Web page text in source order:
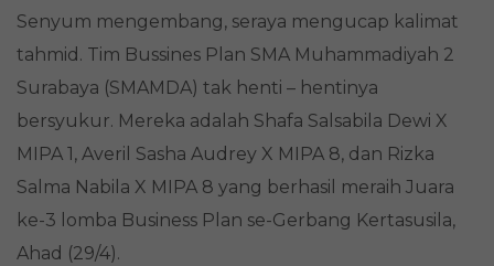
Senyum mengembang, seraya mengucap kalimat
tahmid. Tim Bussines Plan SMA Muhammadiyah 2
Surabaya (SMAMDA) tak henti – hentinya
bersyukur. Mereka adalah Shafa Salsabila Dewi X
MIPA 1, Averil Sasha Audrey X MIPA 8, dan Rizka
Salma Nabila X MIPA 8 yang berhasil meraih Juara
ke-3 lomba Business Plan se-Gerbang Kertasusila,
Ahad (29/4).